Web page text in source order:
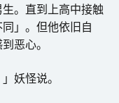
。直到上高中接触
」。但他依旧自
恶心。
妖怪说。